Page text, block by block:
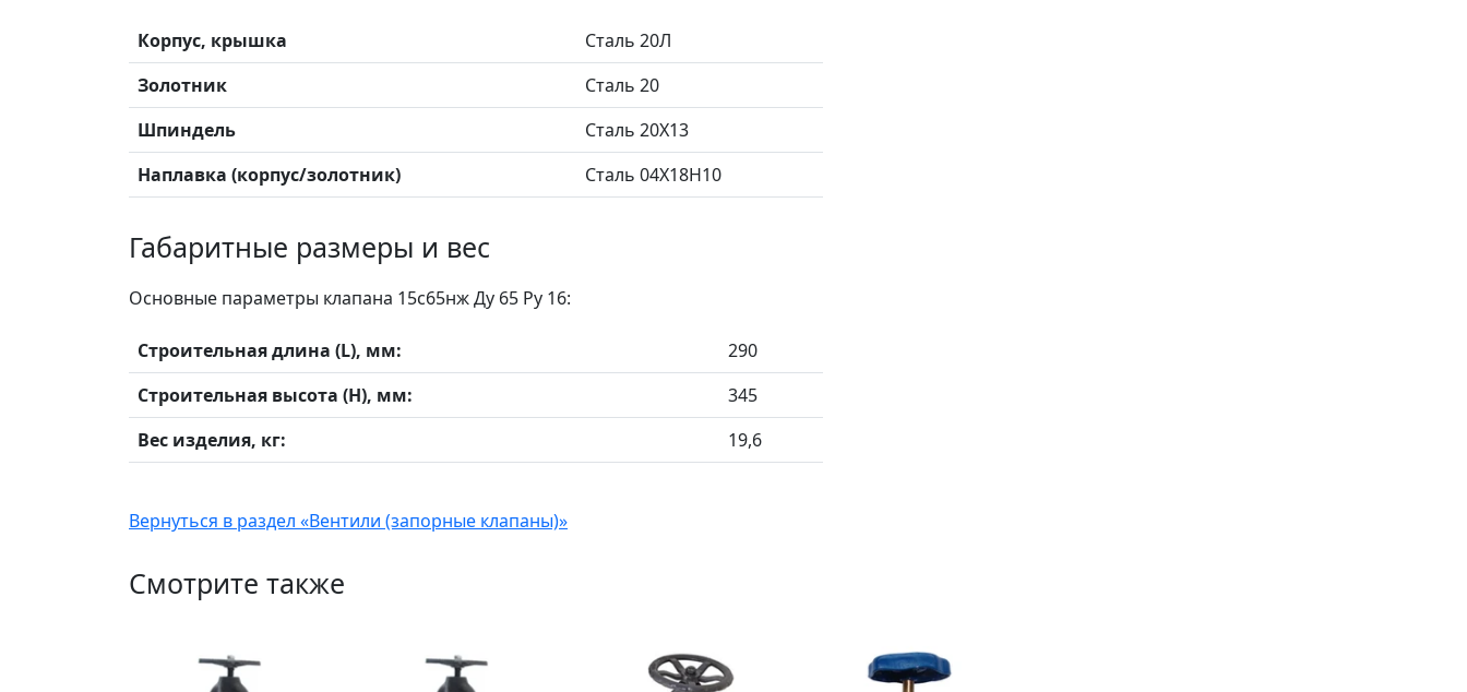
Корпус, крышка
Сталь 20Л
Золотник
Сталь 20
Шпиндель
Сталь 20Х13
Наплавка (корпус/золотник)
Сталь 04Х18Н10
Габаритные размеры и вес
Основные параметры клапана 15с65нж Ду 65 Ру 16:
Строительная длина (L), мм:
290
Строительная высота (H), мм:
345
Вес изделия, кг:
19,6
Вернуться в раздел «Вентили (запорные клапаны)»
Смотрите также